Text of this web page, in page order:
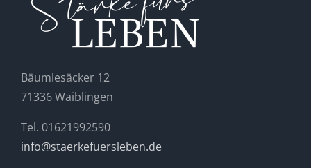
Bäumlesäcker 12
71336 Waiblingen
Tel. 01621992590
info@staerkefuersleben.de